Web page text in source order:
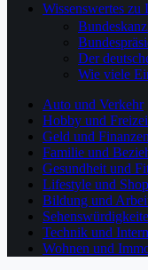
Wissenswertes zu
Der
Wie viele
Auto und Verkehr
Hobby und
Geld und Finanzen
Familie und
Gesundheit und
Lifestyle und
Bildung und
Technik und
Wohnen und